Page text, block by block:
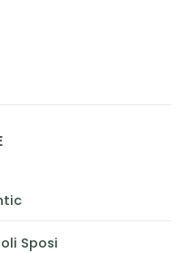
Sposi